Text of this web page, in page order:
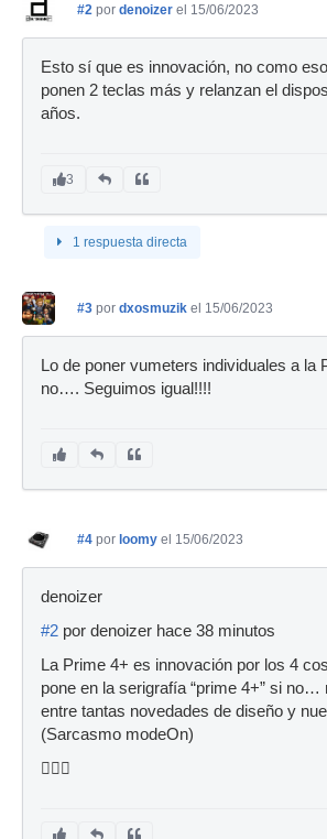
#2 por denoizer el 15/06/2023
Esto sí que es innovación, no como
ponen 2 teclas más y relanzan el
años.
3
1 respuesta directa
#3 por dxosmuzik el 15/06/2023
Lo de poner vumeters individuales a la
no…. Seguimos igual!!!!
#4 por loomy el 15/06/2023
denoizer
#2 por denoizer hace 38 minutos
La Prime 4+ es innovación por los 4
pone en la serigrafía “prime 4+” si no…
entre tantas novedades de diseño y
(Sarcasmo modeOn)
🤷🏻‍♂️